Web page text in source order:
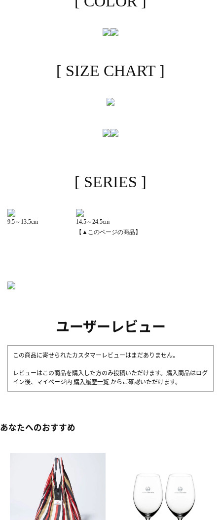
[ SIZE CHART ]
[ SERIES ]
9.5～13.5cm
14.5～24.5cm
【▲このページの商品】
ユーザーレビュー
この商品に寄せられたカスタマーレビューはまだありません。
レビューはこの商品を購入した方のみ投稿いただけます。購入商品はログ
イン後、マイページ内 購入履歴一覧 からご確認いただけます。
あなたへのおすすめ